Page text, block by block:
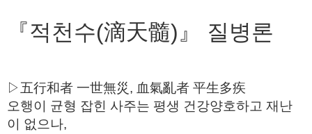
『적천수(滴天髓)』 질병론
▷五行和者 一世無災, 血氣亂者 平生多疾
오행이 균형 잡힌 사주는 평생 건강양호하고 재난
이 없으나,